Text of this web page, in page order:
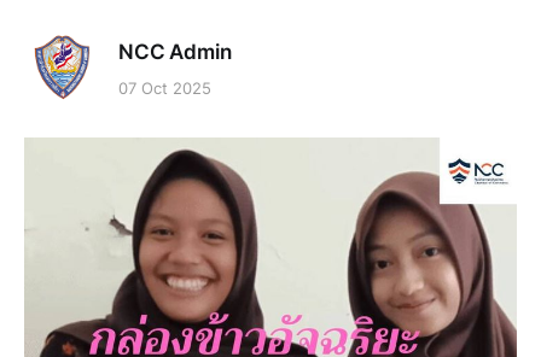
NCC Admin
07 Oct 2025